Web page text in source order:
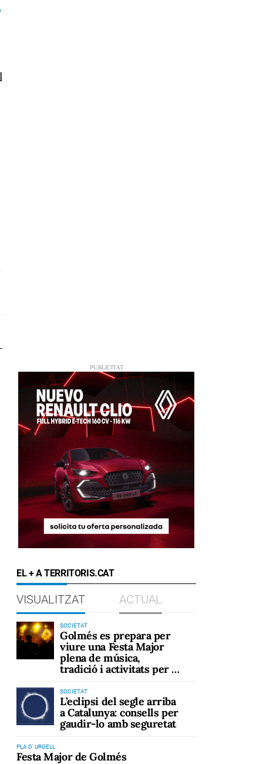
EL + A TERRITORIS.CAT
VISUALITZAT ACTUAL
SOCIETAT
Golmés es prepara per
viure una Festa Major
plena de música,
tradició i activitats per a
SOCIETAT
L’eclipsi del segle arriba
a Catalunya: consells per
gaudir-lo amb seguretat
PLA D' URGELL
Festa Major de Golmés